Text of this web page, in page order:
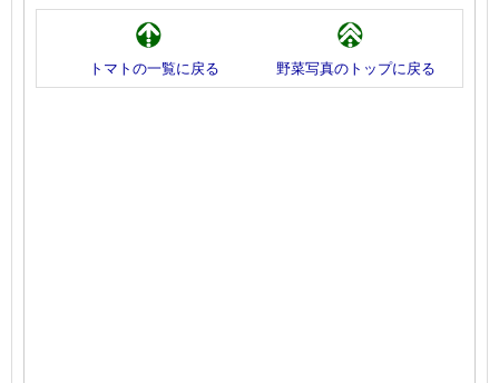
トマトの一覧に戻る 野菜写真のトップに戻る